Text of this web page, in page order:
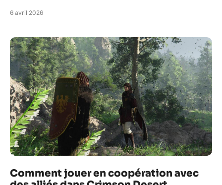
6 avril 2026
Comment jouer en coopération avec